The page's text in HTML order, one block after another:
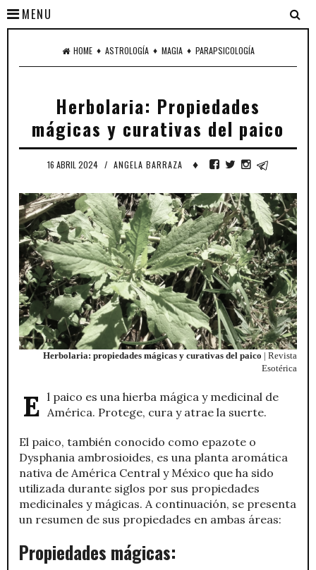
MENU
HOME ♦ ASTROLOGÍA ♦ MAGIA ♦ PARAPSICOLOGÍA
Herbolaria: Propiedades
mágicas y curativas del paico
16 ABRIL 2024 / ANGELA BARRAZA ♦
Herbolaria: propiedades mágicas y curativas del paico | Revista
Esotérica
El paico es una hierba mágica y medicinal de América. Protege, cura y atrae la suerte.
El paico, también conocido como epazote o
Dysphania ambrosioides, es una planta aromática
nativa de América Central y México que ha sido
utilizada durante siglos por sus propiedades
medicinales y mágicas. A continuación, se presenta
un resumen de sus propiedades en ambas áreas:
Propiedades mágicas: